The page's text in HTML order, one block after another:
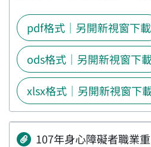
pdf格式｜另開新視窗下載
ods格式｜另開新視窗下
xlsx格式｜另開新視窗下
107年身心障礙者職業